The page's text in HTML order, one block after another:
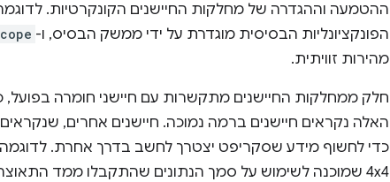
ההטמעה וההגדרה של מחלקות החיישנים הקונקרטיות.
הפונקציונליות הבסיסית מוגדרת על ידי ממשק הבסיס, ו-
מהירות זוויתית.
חלק ממחלקות החיישנים מתקשרות עם חיישני חומרה
האלה נקראים חיישנים ברמה נמוכה. חיישנים אחרים, שנקראים
כדי לחשוף מידע שסקריפט יצטרך לחשב בדרך אחרת. לדוגמה,
4x4 שמוכנה לשימוש על סמך הנתונים שהתקבלו ממד התאוצה, מהג'ירוסקופ ומהמגנטומטר.